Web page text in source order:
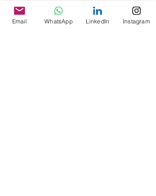
Email WhatsApp LinkedIn Instagram